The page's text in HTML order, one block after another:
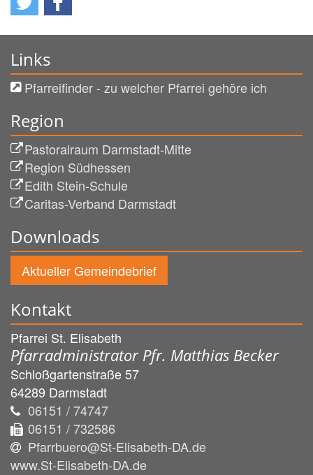
Links
Pfarreifinder - zu welcher Pfarrei gehöre ich
Region
Pastoralraum Darmstadt-Mitte
Region Südhessen
Edith Stein-Schule
Caritas-Verband Darmstadt
Downloads
Aktueller Gemeindebrief
Kontakt
Pfarrei St. Elisabeth
Pfarradministrator Pfr. Matthias Becker
Schloßgartenstraße 57
64289 Darmstadt
06151 / 74747
06151 / 732586
Pfarrbuero@St-Elisabeth-DA.de
www.St-Elisabeth-DA.de